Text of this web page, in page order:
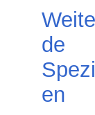
de
en